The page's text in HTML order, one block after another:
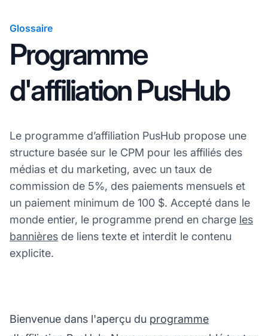
Glossaire
Programme
d'affiliation PusHub
Le programme d’affiliation PusHub propose une
structure basée sur le CPM pour les affiliés des
médias et du marketing, avec un taux de
commission de 5%, des paiements mensuels et
un paiement minimum de 100 $. Accepté dans le
monde entier, le programme prend en charge les
bannières de liens texte et interdit le contenu
explicite.
Bienvenue dans l'aperçu du programme